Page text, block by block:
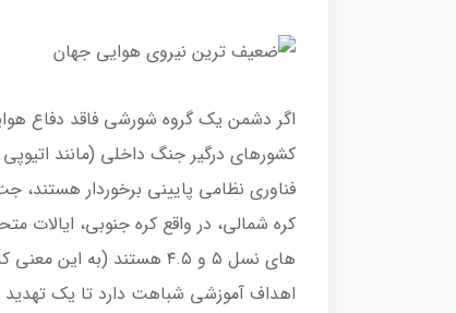
اگر دشمن یک گروه شورشی فاقد دفاع
کشورهای درگیر جنگ داخلی (مانند
فناوری نظامی پایینی برخوردار
کره شمالی، در واقع کره جنوبی،
های نسل ۵ و ۴.۵ هستند
اهداف آموزشی شباهت دارد تا یک تهدید